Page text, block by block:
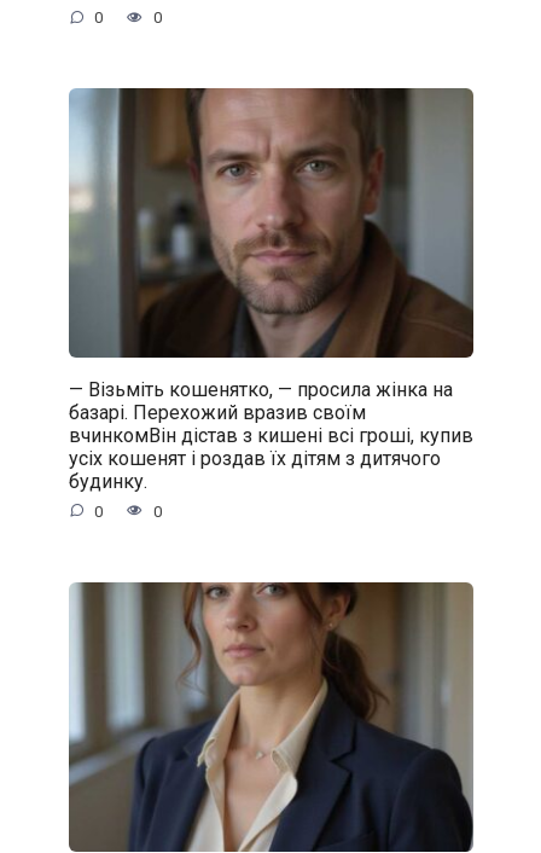
0 0
— Візьміть кошенятко, — просила жінка на
базарі. Перехожий вразив своїм
вчинкомВін дістав з кишені всі гроші, купив
усіх кошенят і роздав їх дітям з дитячого
будинку.
0 0